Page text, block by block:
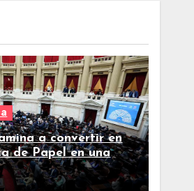
a convertir en
de Papel en una